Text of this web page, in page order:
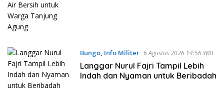
Bungo, Info Militer 6 Agustus 2026 14:56 WIB
Langgar Nurul Fajri Tampil Lebih
Indah dan Nyaman untuk Beribadah